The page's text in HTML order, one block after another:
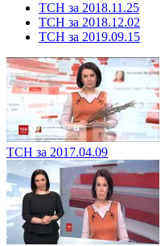
ТСН за 2018.11.25
ТСН за 2018.12.02
ТСН за 2019.09.15
ТСН за 2017.04.09